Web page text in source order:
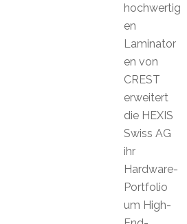
hochwertig
en
Laminator
en von
CREST
erweitert
die HEXIS
Swiss AG
ihr
Hardware-
Portfolio
um High-